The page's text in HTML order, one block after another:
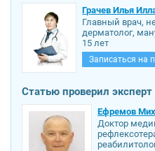
Грачев Илья
Главный врач,
дерматолог,
15 лет
Записаться на
Статью проверил эксперт
Ефремов
Доктор